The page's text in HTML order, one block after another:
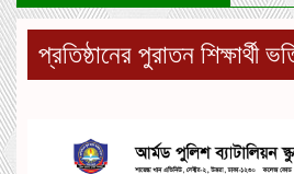
প্রতিষ্ঠানের পুরাতন শিক্ষার্থী